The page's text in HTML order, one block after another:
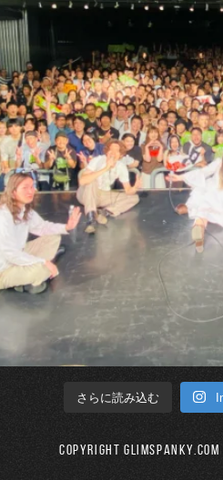
さらに読み込む
Copyright